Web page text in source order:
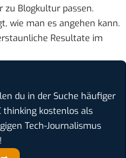
zu Blogkultur passen.
wie man es angehen kann.
Resultate im
du in der Suche häufiger
thinking kostenlos als
Tech-Journalismus